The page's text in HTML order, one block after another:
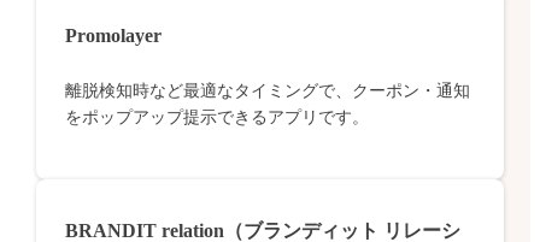
Promolayer
離脱検知時など最適なタイミングで、クーポン・通知
をポップアップ提示できるアプリです。
BRANDIT relation（ブランディット リレーシ